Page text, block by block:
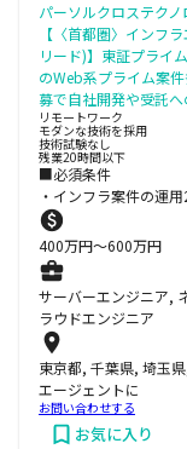
パーソルクロステク
【〈首都圏〉インフ
リード)】東証プライ
のWeb系プライム案
募で自社開発や受託へ
リモートワーク
モダンな技術を採用
技術試験なし
残業20時間以下
■必須条件
・インフラ案件の運
400万円〜600万円
サーバーエンジニア,
ラウドエンジニア
東京都, 千葉県, 埼玉
エージェントに
お問い合わせする
お気に入り